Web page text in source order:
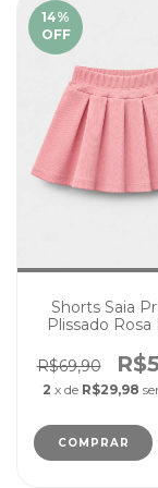
14%
OFF
Shorts Saia
Plissado Rosa
Cores
R$69,90
2 x de R$29,98
COMPRAR